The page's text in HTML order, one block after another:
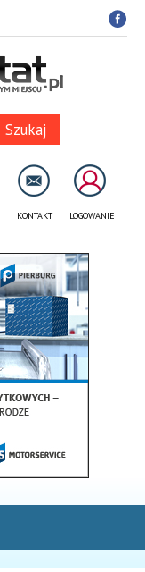
KONTAKT LOGOWANIE